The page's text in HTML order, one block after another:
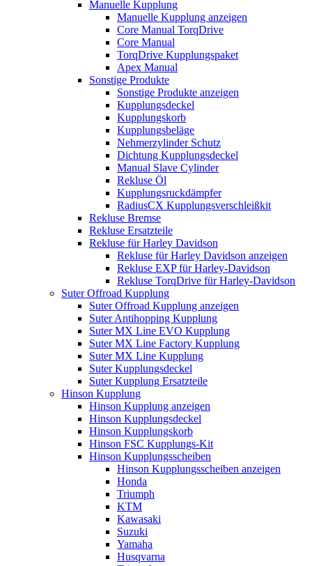
Manuelle Kupplung
Manuelle Kupplung anzeigen
Core Manual TorqDrive
Core Manual
TorqDrive Kupplungspaket
Apex Manual
Sonstige Produkte
Sonstige Produkte anzeigen
Kupplungsdeckel
Kupplungskorb
Kupplungsbeläge
Nehmerzylinder Schutz
Dichtung Kupplungsdeckel
Manual Slave Cylinder
Rekluse Öl
Kupplungsruckdämpfer
RadiusCX Kupplungsverschleißkit
Rekluse Bremse
Rekluse Ersatzteile
Rekluse für Harley Davidson
Rekluse für Harley Davidson anzeigen
Rekluse EXP für Harley-Davidson
Rekluse TorqDrive für Harley-Davidson
Suter Offroad Kupplung
Suter Offroad Kupplung anzeigen
Suter Antihopping Kupplung
Suter MX Line EVO Kupplung
Suter MX Line Factory Kupplung
Suter MX Line Kupplung
Suter Kupplungsdeckel
Suter Kupplung Ersatzteile
Hinson Kupplung
Hinson Kupplung anzeigen
Hinson Kupplungsdeckel
Hinson Kupplungskorb
Hinson FSC Kupplungs-Kit
Hinson Kupplungsscheiben
Hinson Kupplungsscheiben anzeigen
Honda
Triumph
KTM
Kawasaki
Suzuki
Yamaha
Husqvarna